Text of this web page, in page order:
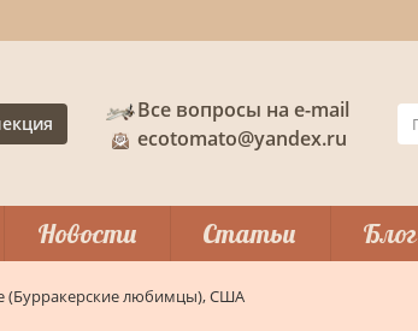
Все вопросы на e-mail
ecotomato@yandex.ru
Новости Статьи Блог
(Бурракерские любимцы), США